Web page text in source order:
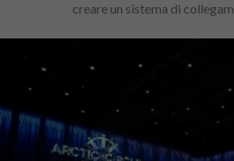
creare un sistema di